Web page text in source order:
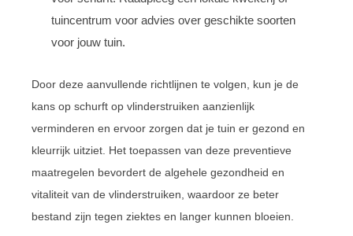
tuincentrum voor advies over geschikte soorten
voor jouw tuin.
Door deze aanvullende richtlijnen te volgen, kun je de
kans op schurft op vlinderstruiken aanzienlijk
verminderen en ervoor zorgen dat je tuin er gezond en
kleurrijk uitziet. Het toepassen van deze preventieve
maatregelen bevordert de algehele gezondheid en
vitaliteit van de vlinderstruiken, waardoor ze beter
bestand zijn tegen ziektes en langer kunnen bloeien.